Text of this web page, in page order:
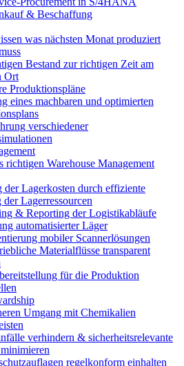
& Beschaffung
was nächsten Monat produziert
Bestand zur richtigen Zeit am
Ort
Produktionspläne
eines machbaren und optimierten
verschiedener
richtigen Warehouse Management
der Lagerkosten durch effiziente
Lagerressourcen
& Reporting der Logistikabläufe
automatisierter Läger
mobiler Scannerlösungen
Materialflüsse transparent
für die Produktion
Umgang mit Chemikalien
verhindern & sicherheitsrelevante
regelkonform einhalten